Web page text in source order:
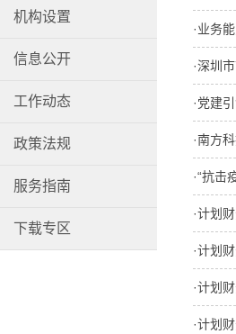
机构设置
信息公开
工作动态
政策法规
服务指南
下载专区
·业务
·深圳
·党建
·南方
·“抗
·计划
·计划
·计划
·计划